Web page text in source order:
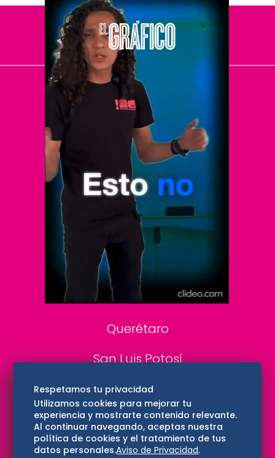
El Universal
Vive USA
Clase
De 10 sports
DeDinero
Confabulario
Aviso Oportuno
Consultas
Querétaro
San Luis Potosí
Edomex
Consultas
Hidalgo
Respetamos tu privacidad
Utilizamos cookies para mejorar tu
experiencia y mostrarte contenido relevante.
Al continuar navegando, aceptas nuestra
política de cookies y el tratamiento de tus
datos personales.Aviso de Privacidad.